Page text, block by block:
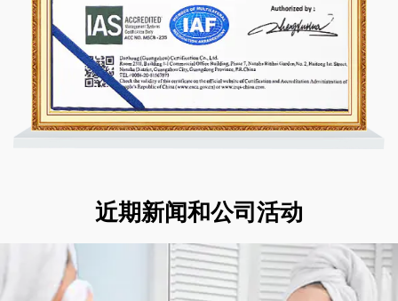
近期新闻和公司活动